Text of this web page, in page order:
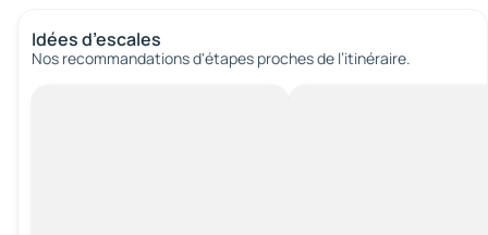
Idées d’escales
Nos recommandations d'étapes proches de l’itinéraire.